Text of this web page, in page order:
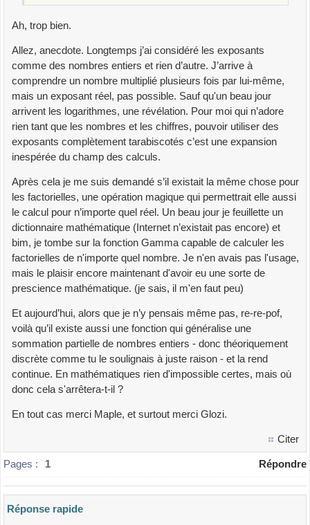
Ah, trop bien.
Allez, anecdote. Longtemps j’ai considéré les exposants
comme des nombres entiers et rien d’autre. J’arrive à
comprendre un nombre multiplié plusieurs fois par lui-même,
mais un exposant réel, pas possible. Sauf qu'un beau jour
arrivent les logarithmes, une révélation. Pour moi qui n’adore
rien tant que les nombres et les chiffres, pouvoir utiliser des
exposants complètement tarabiscotés c’est une expansion
inespérée du champ des calculs.
Après cela je me suis demandé s’il existait la même chose pour
les factorielles, une opération magique qui permettrait elle aussi
le calcul pour n’importe quel réel. Un beau jour je feuillette un
dictionnaire mathématique (Internet n’existait pas encore) et
bim, je tombe sur la fonction Gamma capable de calculer les
factorielles de n'importe quel nombre. Je n'en avais pas l'usage,
mais le plaisir encore maintenant d'avoir eu une sorte de
prescience mathématique. (je sais, il m'en faut peu)
Et aujourd’hui, alors que je n’y pensais même pas, re-re-pof,
voilà qu’il existe aussi une fonction qui généralise une
sommation partielle de nombres entiers - donc théoriquement
discrète comme tu le soulignais à juste raison - et la rend
continue. En mathématiques rien d'impossible certes, mais où
donc cela s'arrêtera-t-il ?
En tout cas merci Maple, et surtout merci Glozi.
Citer
Pages : 1 Répondre
Réponse rapide
Veuillez composer votre message et l'envoyer